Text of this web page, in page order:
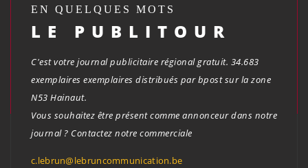
EN QUELQUES MOTS
LE PUBLITOUR
C'est votre journal publicitaire régional gratuit. 34.683
exemplaires exemplaires distribués par bpost sur la zone
N53 Hainaut.
Vous souhaitez être présent comme annonceur dans notre
journal ? Contactez notre commerciale
c.lebrun@lebruncommunication.be